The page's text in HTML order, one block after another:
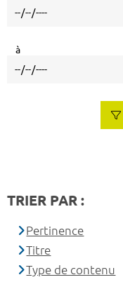
à
TRIER PAR :
Pertinence
Titre
Type de contenu